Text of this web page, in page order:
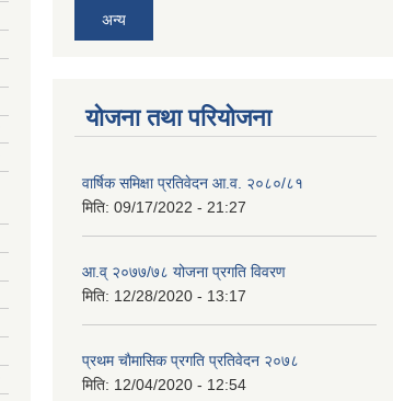
अन्य
योजना तथा परियोजना
वार्षिक समिक्षा प्रतिवेदन आ.व. २०८०/८१
मिति: 09/17/2022 - 21:27
आ.व् २०७७/७८ योजना प्रगति विवरण
मिति: 12/28/2020 - 13:17
प्रथम चाैमासिक प्रगति प्रतिवेदन २०७८
मिति: 12/04/2020 - 12:54